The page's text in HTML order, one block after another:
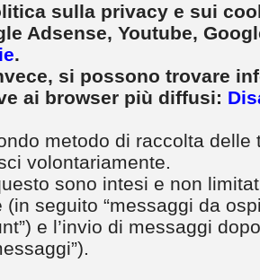
sulla privacy e sui
Adsense, Youtube,
.
si possono trovare
ai browser più diffusi:
metodo di raccolta
volontariamente.
sono intesi e non
(in seguito “messaggi da
e l’invio di messaggi